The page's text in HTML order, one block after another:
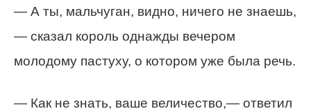
— А ты, мальчуган, видно, ничего не знаешь,
— сказал король однажды вечером
молодому пастуху, о котором уже была речь.
— Как не знать, ваше величество,— ответил